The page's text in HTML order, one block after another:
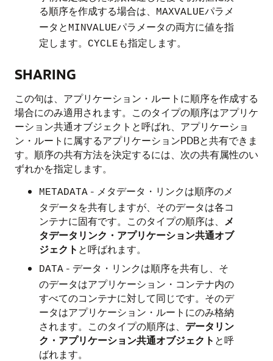
る順序を作成する場合は、
MAXVALUEパラメ
ータと MINVALUEパラメータの両方に値を指
定します。
CYCLE も指定します。
SHARING
この句は、アプリケーション・ルートに順序を作成する
場合にのみ適用されます。このタイプの順序はアプリケ
ーション共通オブジェクトと呼ばれ、アプリケーショ
ン・ルートに属するアプリケーションPDBと共有できま
す。順序の共有方法を決定するには、次の共有属性のい
ずれかを指定します。
METADATA - メタデータ・リンクは順序のメ
タデータを共有しますが、そのデータは各コ
ンテナに固有です。このタイプの順序は、
メ
タデータリンク・アプリケーション共通オブ
ジェクト と呼ばれます。
DATA - データ・リンクは順序を共有し、そ
のデータはアプリケーション・コンテナ内の
すべてのコンテナに対して同じです。そのデ
ータはアプリケーション・ルートにのみ格納
されます。このタイプの順序は、 データリン
ク・アプリケーション共通オブジェクト と呼
ばれます。